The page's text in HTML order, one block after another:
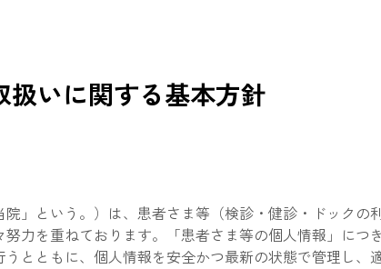
扱いに関する基本方針
院」という。）は、患者さま等（検診・健診・ドック
努力を重ねております。「患者さま等の個人情報」に
とともに、個人情報を安全かつ最新の状態で管理し、